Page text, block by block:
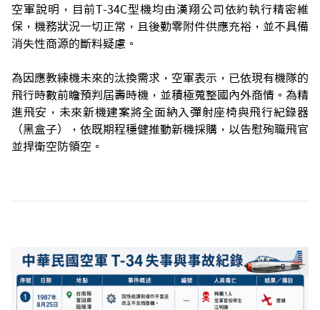
空軍說明，目前T-34C型機均由漢翔公司依約執行精密維
保，機務狀況一切正常，且後勤零附件供應充裕，並不具備
消失性商源的斷料疑慮。
為因應教練機未來的汰換需求，空軍表示，已依現有機隊的
飛行時數前瞻預判屆壽時機，並積極蒐整國內外商情。為精
進飛安，未來新機建案將全面納入彈射座椅與飛行紀錄器
（黑盒子），依既期程穩健推動新機採購，以告慰殉職飛官
並捍衛空防領空。